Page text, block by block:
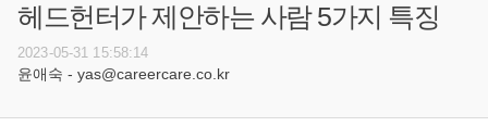
헤드헌터가 제안하는 사람 5가지 특징
2023-05-31 15:58:14
윤애숙 - yas@careercare.co.kr